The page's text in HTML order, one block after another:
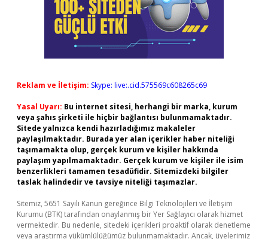
Reklam ve İletişim: Skype: live:.cid.575569c608265c69
Yasal Uyarı: Bu internet sitesi, herhangi bir marka, kurum
veya şahıs şirketi ile hiçbir bağlantısı bulunmamaktadır.
Sitede yalnızca kendi hazırladığımız makaleler
paylaşılmaktadır. Burada yer alan içerikler haber niteliği
taşımamakta olup, gerçek kurum ve kişiler hakkında
paylaşım yapılmamaktadır. Gerçek kurum ve kişiler ile isim
benzerlikleri tamamen tesadüfidir. Sitemizdeki bilgiler
taslak halindedir ve tavsiye niteliği taşımazlar.
Sitemiz, 5651 Sayılı Kanun gereğince Bilgi Teknolojileri ve İletişim
Kurumu (BTK) tarafından onaylanmış bir Yer Sağlayıcı olarak hizmet
vermektedir. Bu nedenle, sitedeki içerikleri proaktif olarak denetleme
veya araştırma yükümlülüğümüz bulunmamaktadır. Ancak, üyelerimiz